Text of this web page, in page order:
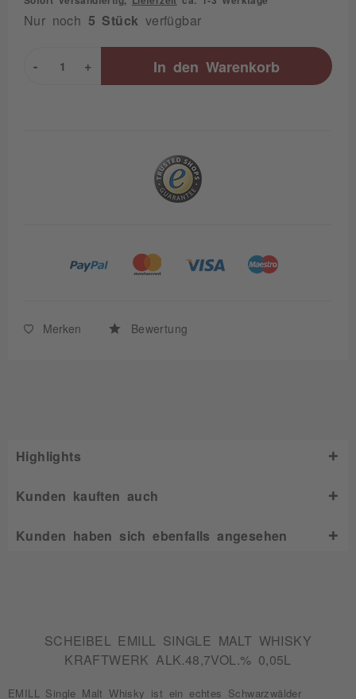
Nur noch 5 Stück verfügbar
+
- In den Warenkorb
Merken Bewertung
Highlights
Kunden kauften auch
Kunden haben sich ebenfalls angesehen
SCHEIBEL EMILL SINGLE MALT WHISKY
KRAFTWERK ALK.48,7VOL.% 0,05L
EMILL Single Malt Whisky ist ein echtes Schwarzwälder